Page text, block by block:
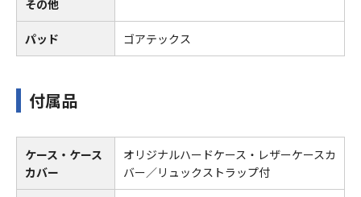
その他
パッド ゴアテックス
付属品
ケース・ケース
カバー
オリジナルハードケース・レザーケースカ
バー／リュックストラップ付